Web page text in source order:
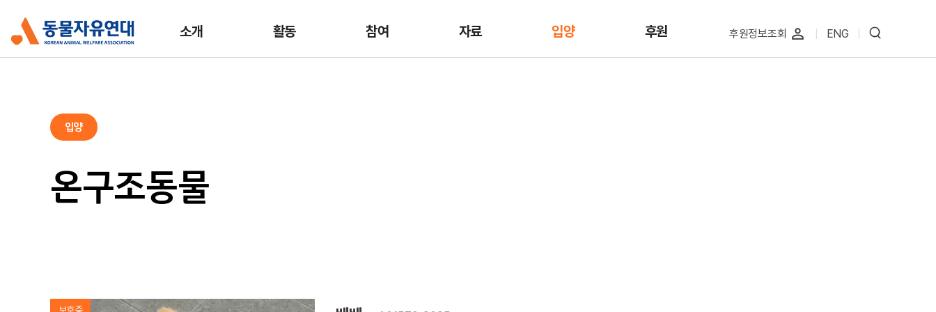
소개 활동 참여 자료 입양 후원 후원정보조회 perm_identity ENG
입양
온구조동물